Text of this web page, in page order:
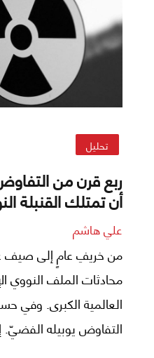
تحليل
ربع قرن من
أن تمتلك القنبلة
علي هاشم
من خريفِ عامٍ إلى صيف
محادثات الملف النووي
العالمية الكبرى. وفي
التفاوض يوبيله